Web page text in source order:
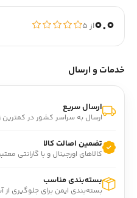
0.0از ۵
خدمات و ارسال
ارسال سریع
ارسال به سراسر کشور در کمترین
تضمین اصالت کالا
کالاهای اورجینال و با گارانتی
بسته‌بندی مناسب
بسته‌بندی ایمن برای جلوگیری از